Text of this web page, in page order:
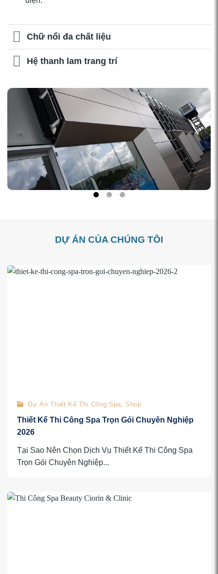
Chữ nổi đa chất liệu
Hệ thanh lam trang trí
DỰ ÁN CỦA CHÚNG TÔI
Dự Án Thiết Kế Thi Công Spa, Shop
Thiết Kế Thi Công Spa Trọn Gói Chuyên Nghiệp
2026
Tại Sao Nên Chọn Dịch Vụ Thiết Kế Thi Công Spa
Trọn Gói Chuyên Nghiệp...